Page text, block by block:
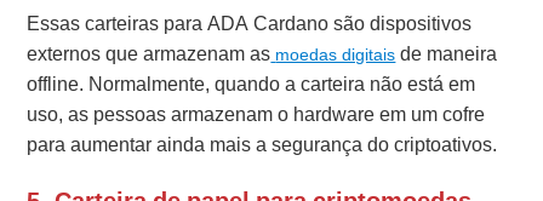
Essas carteiras para ADA Cardano são dispositivos
externos que armazenam as moedas digitais de maneira
offline. Normalmente, quando a carteira não está em
uso, as pessoas armazenam o hardware em um cofre
para aumentar ainda mais a segurança do criptoativos.